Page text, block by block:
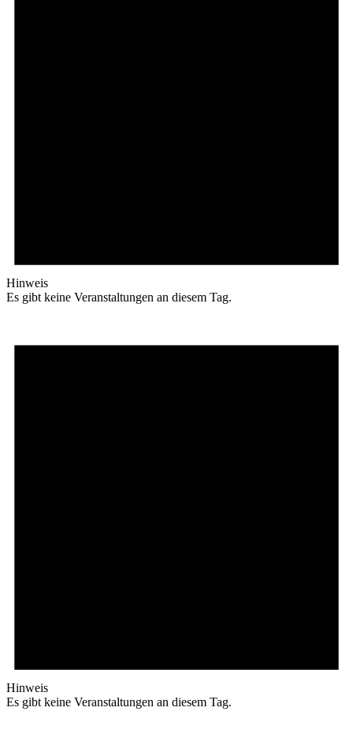
Hinweis
Es gibt keine Veranstaltungen an diesem Tag.
Hinweis
Es gibt keine Veranstaltungen an diesem Tag.